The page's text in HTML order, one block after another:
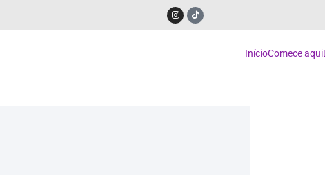
InícioComece aqui